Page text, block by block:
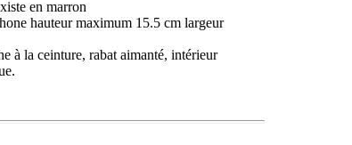
en marron
hauteur maximum 15.5 cm largeur
à la ceinture, rabat aimanté, intérieur